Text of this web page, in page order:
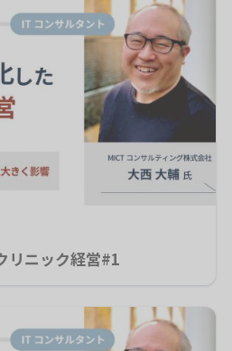
リニック経営#1